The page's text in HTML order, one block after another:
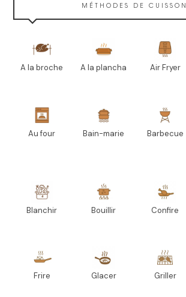
MÉTHODES DE CUISSON
A la broche A la plancha Air Fryer
Au four Bain-marie Barbecue
Blanchir Bouillir Confire
Frire Glacer Griller